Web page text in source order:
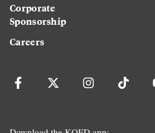
Corporate
Sponsorship
Careers